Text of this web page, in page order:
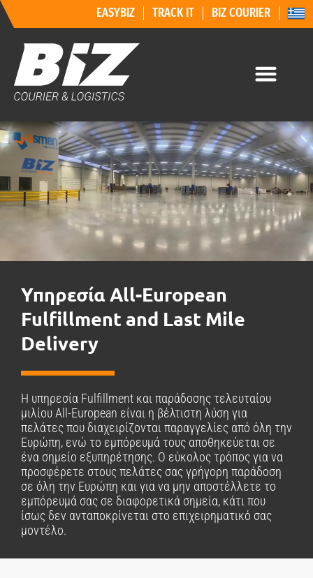
EASYBIZ TRACK IT BIZ COURIER
Υπηρεσία All-European
Fulfillment and Last Mile
Delivery
Η υπηρεσία Fulfillment και παράδοσης τελευταίου
μιλίου All-European είναι η βέλτιστη λύση για
πελάτες που διαχειρίζονται παραγγελίες από όλη την
Ευρώπη, ενώ το εμπόρευμά τους αποθηκεύεται σε
ένα σημείο εξυπηρέτησης. Ο εύκολος τρόπος για να
προσφέρετε στους πελάτες σας γρήγορη παράδοση
σε όλη την Ευρώπη και για να μην αποστέλλετε το
εμπόρευμά σας σε διαφορετικά σημεία, κάτι που
ίσως δεν ανταποκρίνεται στο επιχειρηματικό σας
μοντέλο.